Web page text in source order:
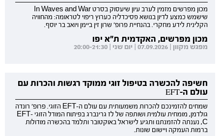
מכון מפרשים מזמין לערב עיון שיעסוק בסרט In Waves and War
שישמש כמצע לדיון בנושא פסיכדליה כערוץ ריפוי לטראומה: מהחוויה
הקלינית לידע מחקרי. בהנחיית פרופ' שרון זין ביימן ויואב בר יוסף.
מכון מפרשים, האקדמית ת"א יפו
מפגש מקוון | 07.09.2026 | יום שני | 20:00-21:30
חשיפה להכשרה בטיפול זוגי ממוקד רגשות והכרות עם
עולם ה-EFT
שמחים להזמינכם להכרות משמעותית עם עולם ה-EFT הזוגי. פרופ' רונדה
גולדמן, מומחית עולמית ושותפה של לז גרינברג בפיתוח המודל הזוגי EFT-
C, נענתה להזמנתנו ותגיע לישראל באוקטובר ותלמד בהכשרה מודולות
ברמות העמקה ויישום שונות.